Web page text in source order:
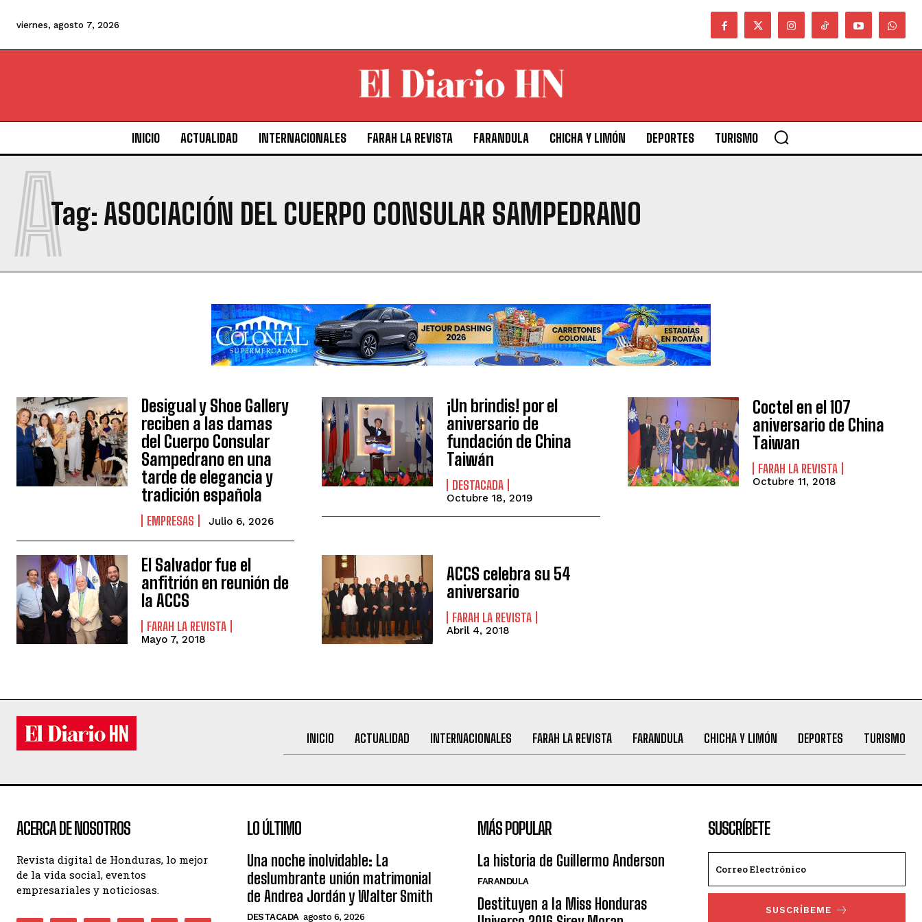
viernes, agosto 7, 2026
INICIO ACTUALIDAD INTERNACIONALES FARAH LA REVISTA FARANDULA CHICHA Y LIMÓN DEPORTES TURISMO
Tag: ASOCIACIÓN DEL CUERPO CONSULAR SAMPEDRANO
A
Desigual y Shoe Gallery
reciben a las damas
del Cuerpo Consular
Sampedrano en una
tarde de elegancia y
tradición española
EMPRESAS Julio 6, 2026
¡Un brindis! por el
aniversario de
fundación de China
Taiwán
DESTACADA
Octubre 18, 2019
Coctel en el 107
aniversario de China
Taiwan
FARAH LA REVISTA
Octubre 11, 2018
El Salvador fue el
anfitrión en reunión de
la ACCS
FARAH LA REVISTA
Mayo 7, 2018
ACCS celebra su 54
aniversario
FARAH LA REVISTA
Abril 4, 2018
INICIO ACTUALIDAD INTERNACIONALES FARAH LA REVISTA FARANDULA CHICHA Y LIMÓN DEPORTES TURISMO
ACERCA DE NOSOTROS
Revista digital de Honduras, lo mejor
de la vida social, eventos
empresariales y noticiosas.
LO ÚLTIMO
Una noche inolvidable: La
deslumbrante unión matrimonial
de Andrea Jordán y Walter Smith
DESTACADA agosto 6, 2026
MÁS POPULAR
La historia de Guillermo Anderson
FARANDULA
Destituyen a la Miss Honduras
SUSCRÍBETE
SUSCRÍBEME